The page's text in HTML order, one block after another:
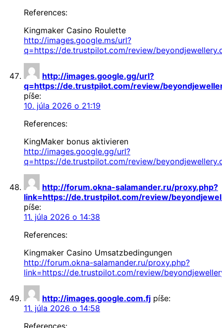
References:
Kingmaker Casino Roulette
http://images.google.ms/url?
q=https://de.trustpilot.com/review/
http://images.google.gg/url?
q=https://de.trustpilot.com/review/
píše:
10. júla 2026 o 21:19
References:
KingMaker bonus aktivieren
http://images.google.gg/url?
q=https://de.trustpilot.com/review/
http://forum.okna-salamander.ru/proxy.php?
link=https://de.trustpilot.com/review/
píše:
11. júla 2026 o 14:38
References:
Kingmaker Casino Umsatzbedingungen
http://forum.okna-salamander.ru/proxy.php?
link=https://de.trustpilot.com/review/
http://images.google.com.fj píše:
11. júla 2026 o 14:58
References: